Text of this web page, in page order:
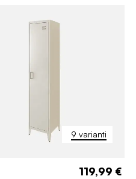
9 varianti
119,99 €